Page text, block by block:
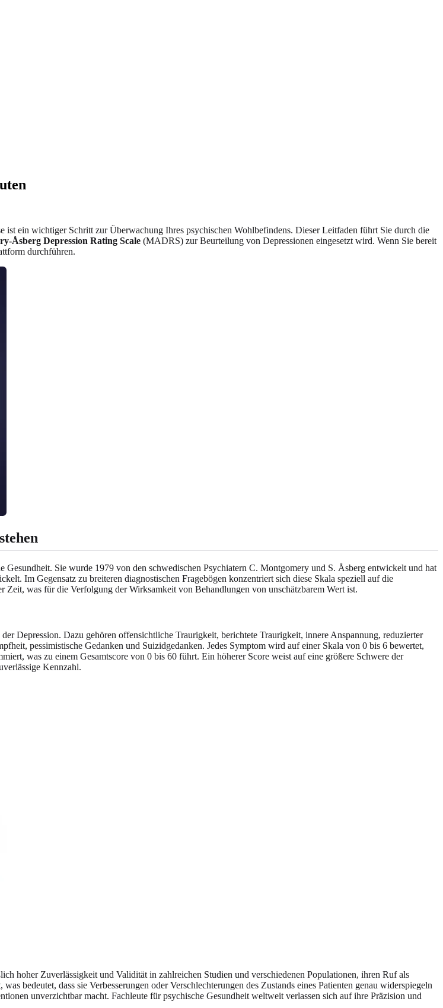
ist ein wichtiger Schritt zur Überwachung Ihres psychischen Wohlbefindens. Dieser Leitfaden führt Sie durch die
Åsberg Depression Rating Scale (MADRS) zur Beurteilung von Depressionen eingesetzt wird. Wenn Sie bereit
durchführen.
Gesundheit. Sie wurde 1979 von den schwedischen Psychiatern C. Montgomery und S. Åsberg entwickelt und hat
Im Gegensatz zu breiteren diagnostischen Fragebögen konzentriert sich diese Skala speziell auf die
was für die Verfolgung der Wirksamkeit von Behandlungen von unschätzbarem Wert ist.
Depression. Dazu gehören offensichtliche Traurigkeit, berichtete Traurigkeit, innere Anspannung, reduzierter
pessimistische Gedanken und Suizidgedanken. Jedes Symptom wird auf einer Skala von 0 bis 6 bewertet,
was zu einem Gesamtscore von 0 bis 60 führt. Ein höherer Score weist auf eine größere Schwere der
Kennzahl.
hoher Zuverlässigkeit und Validität in zahlreichen Studien und verschiedenen Populationen, ihren Ruf als
bedeutet, dass sie Verbesserungen oder Verschlechterungen des Zustands eines Patienten genau widerspiegeln
unverzichtbar macht. Fachleute für psychische Gesundheit weltweit verlassen sich auf ihre Präzision und